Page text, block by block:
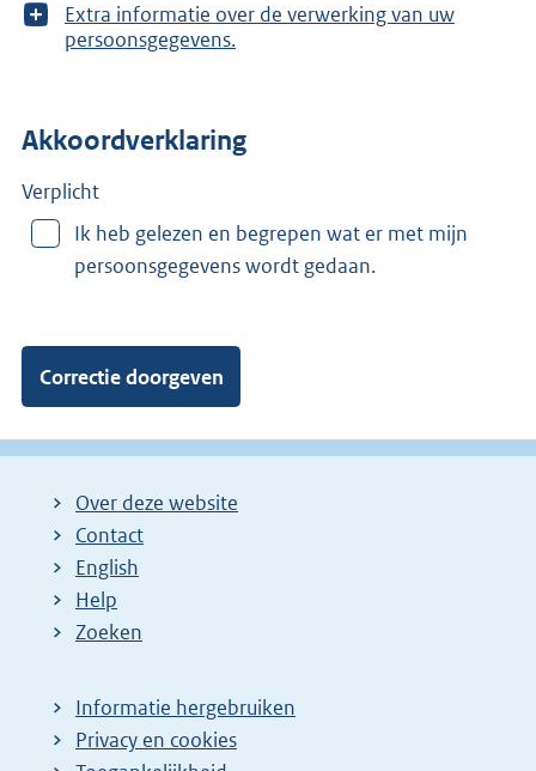
T
o
e
r
n
Extra informatie over de verwerking van uw
persoonsgegevens.
Akkoordverklaring
Verplicht
Ik heb gelezen en begrepen wat er met mijn
persoonsgegevens wordt gedaan.
Over deze website
Contact
English
Help
Zoeken
Informatie hergebruiken
Privacy en cookies